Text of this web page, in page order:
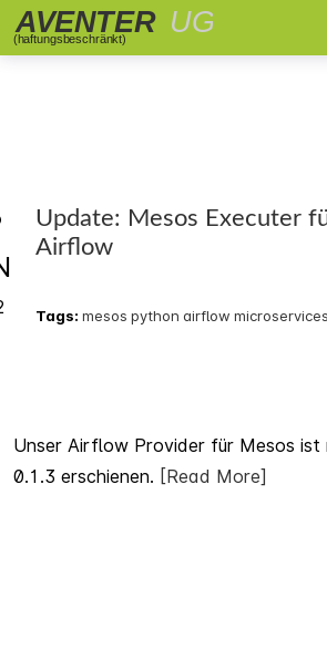
Update: Mesos Executer
Airflow
Tags: mesos python airflow microservices
Unser Airflow Provider für Mesos ist
0.1.3 erschienen. [Read More]